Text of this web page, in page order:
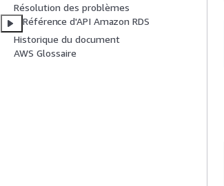
Résolution des problèmes
Référence d'API Amazon RDS
Historique du document
AWS Glossaire